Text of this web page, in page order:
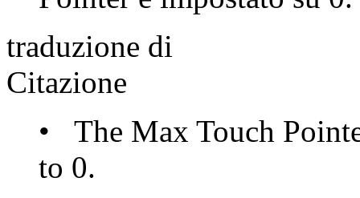
traduzione di
Citazione
• The Max Touch
to 0.